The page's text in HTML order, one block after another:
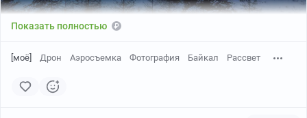
Показать полностью
[моё] Дрон Аэросъемка Фотография Байкал Рассвет